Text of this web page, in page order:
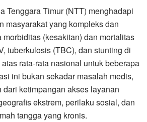
Tenggara Timur (NTT) menghadapi
masyarakat yang kompleks dan
(kesakitan) dan mortalitas
tuberkulosis (TBC), dan stunting di
rata-rata nasional untuk beberapa
ini bukan sekadar masalah medis,
ketimpangan akses layanan
ekstrem, perilaku sosial, dan
tangga yang kronis.